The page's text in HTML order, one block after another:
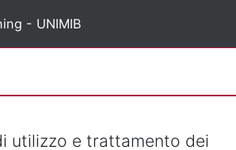
- UNIMIB
utilizzo e trattamento dei